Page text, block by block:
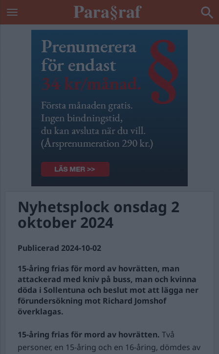
Nyhetsplock onsdag 2
oktober 2024
Publicerad 2024-10-02
15-åring frias för mord av hovrätten, man
attackerad med kniv på buss, man och kvinna
döda i Sollentuna och beslut mot att lägga ner
förundersökning mot Richard Jomshof
överklagas.
15-åring frias för mord av hovrätten. Två
personer, en 15-åring och en 16-åring, dömdes av